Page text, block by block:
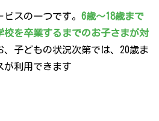
スの一つです。 6歳～18歳まで
校を卒業するまでのお子さまが対
、子どもの状況次第では、20歳ま
が利用できます